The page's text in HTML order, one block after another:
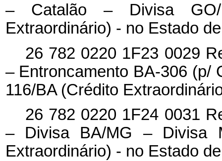
– Catalão – Divisa
Extraordinário) - no Estado
26 782 0220 1F23 0029
– Entroncamento BA-306 (p/
116/BA (Crédito
26 782 0220 1F24 0031
– Divisa BA/MG – Divisa
Extraordinário) - no Estado